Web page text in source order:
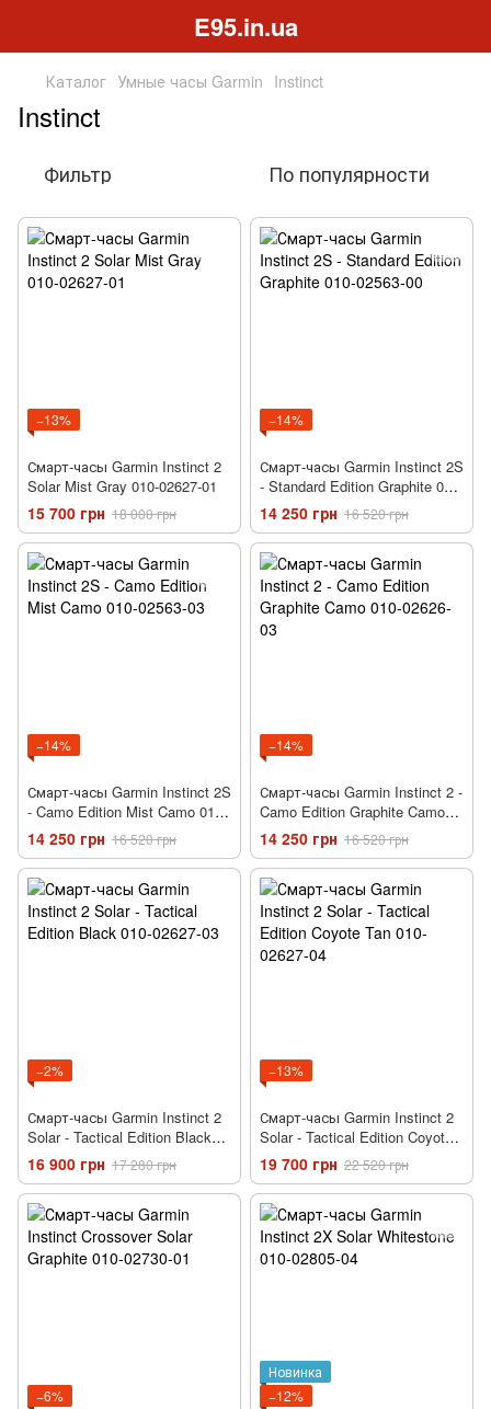
E95.in.ua
Каталог Умные часы Garmin Instinct
Instinct
Фильтр По популярности
−13%
Смарт-часы Garmin Instinct 2
Solar Mist Gray 010-02627-01
15 700 грн 18 000 грн
−14%
Смарт-часы Garmin Instinct 2S
- Standard Edition Graphite 010-
02563-00
14 250 грн 16 520 грн
−14%
Смарт-часы Garmin Instinct 2S
- Camo Edition Mist Camo 010-
02563-03
14 250 грн 16 520 грн
−14%
Смарт-часы Garmin Instinct 2 -
Camo Edition Graphite Camo
010-02626-03
14 250 грн 16 520 грн
−2%
Смарт-часы Garmin Instinct 2
Solar - Tactical Edition Black
010-02627-03
16 900 грн 17 280 грн
−13%
Смарт-часы Garmin Instinct 2
Solar - Tactical Edition Coyote
Tan 010-02627-04
19 700 грн 22 520 грн
−6%
Новинка
−12%